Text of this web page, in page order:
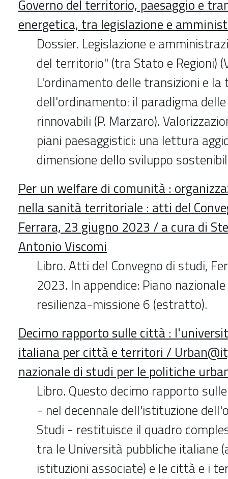
Governo del territorio, paesaggio e
energetica, tra legislazione e
Dossier. Legislazione e
del territorio" (tra Stato e Regioni)
L'ordinamento delle transizioni e la
dell'ordinamento: il paradigma
rinnovabili (P. Marzaro).
piani paesaggistici: una lettura
dimensione dello sviluppo
Per un welfare di comunità :
nella sanità territoriale : atti del
Ferrara, 23 giugno 2023 / a cura di
Antonio Viscomi
Libro. Atti del Convegno di studi,
2023. In appendice: Piano
resilienza-missione 6 (estratto).
Decimo rapporto sulle città :
italiana per città e territori /
nazionale di studi per le politiche
Libro. Questo decimo rapporto
- nel decennale dell'istituzione
Studi - restituisce il quadro
tra le Università pubbliche italiane
istituzioni associate) e le città e i